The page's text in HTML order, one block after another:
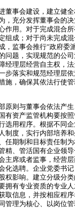
董事会建设，建立健
，充分发挥董事会的
作用。对于完成混合
组成；对于尚未完成
，监事会推行“政府委
问题，实现规范的公
经理层经营自主权，
步落实和规范经理层
施，确保其依法行使
原则与董事会依法产
有资产监管机构要按
选用程序。根据不同
制度，实行内部培养
任期制和目标责任制
精、管活国有企业领
主席或者监事，经营
化选聘。企业党委书
权影响。建立分级分
拥有专业资质的专业
取信息，并按相应程
管理为核心、以岗位